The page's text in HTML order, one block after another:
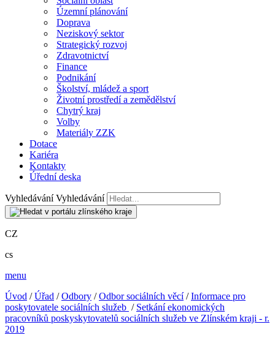
Územní plánování
Doprava
Neziskový sektor
Strategický rozvoj
Zdravotnictví
Finance
Podnikání
Školství, mládež a sport
Životní prostředí a zemědělství
Chytrý kraj
Volby
Materiály ZZK
Dotace
Kariéra
Kontakty
Úřední deska
Vyhledávání Vyhledávání
CZ
cs
menu
Úvod /Úřad /Odbory /Odbor sociálních věcí/Informace pro
poskytovatele sociálních služeb / Setkání ekonomických
pracovníků poskyskytovatelů sociálních služeb ve Zlínském kraji - r.
2019